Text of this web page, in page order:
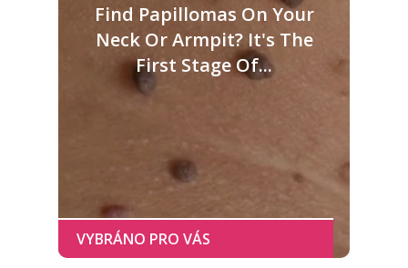
Find Papillomas On Your
Neck Or Armpit? It's The
First Stage Of...